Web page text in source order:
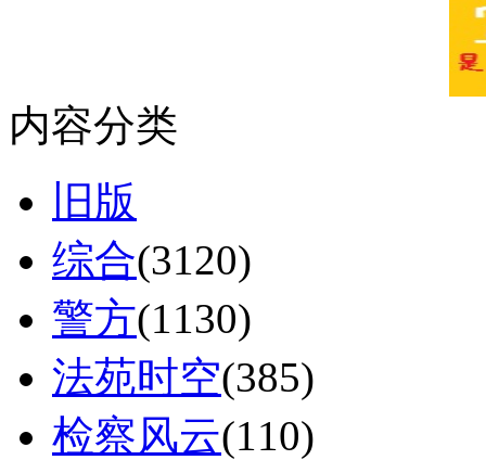
内容分类
旧版
综合(3120)
警方(1130)
法苑时空(385)
检察风云(110)